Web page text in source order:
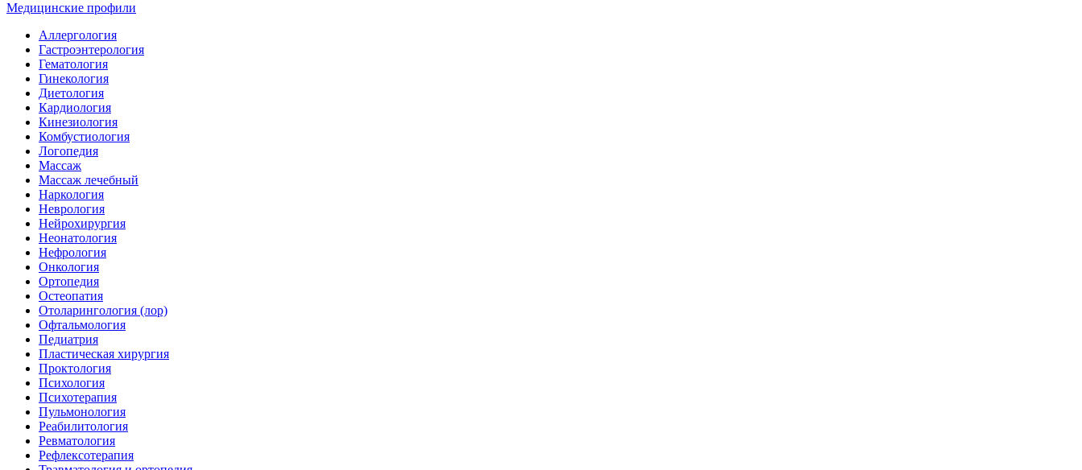
Медицинские профили
Аллергология
Гастроэнтерология
Гематология
Гинекология
Диетология
Кардиология
Кинезиология
Комбустиология
Логопедия
Массаж
Массаж лечебный
Наркология
Неврология
Нейрохирургия
Неонатология
Нефрология
Онкология
Ортопедия
Остеопатия
Отоларингология (лор)
Офтальмология
Педиатрия
Пластическая хирургия
Проктология
Психология
Психотерапия
Пульмонология
Реабилитология
Ревматология
Рефлексотерапия